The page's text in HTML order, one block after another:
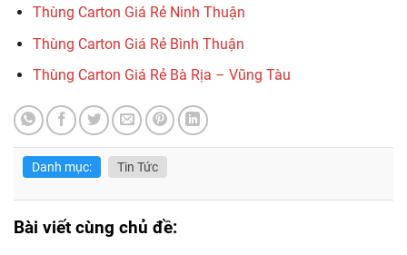
Thùng Carton Giá Rẻ Ninh Thuận
Thùng Carton Giá Rẻ Bình Thuận
Thùng Carton Giá Rẻ Bà Rịa – Vũng Tàu
Danh mục: Tin Tức
Bài viết cùng chủ đề: